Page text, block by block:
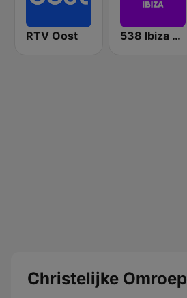
RTV Oost 538 Ibiza Radio
Christelijke Omroep